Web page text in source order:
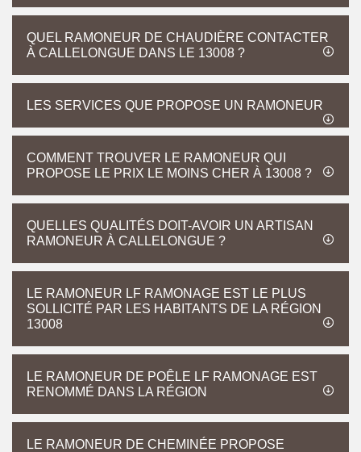
QUEL RAMONEUR DE CHAUDIÈRE CONTACTER
À CALLELONGUE DANS LE 13008 ?
LES SERVICES QUE PROPOSE UN RAMONEUR
COMMENT TROUVER LE RAMONEUR QUI
PROPOSE LE PRIX LE MOINS CHER À 13008 ?
QUELLES QUALITÉS DOIT-AVOIR UN ARTISAN
RAMONEUR À CALLELONGUE ?
LE RAMONEUR LF RAMONAGE EST LE PLUS
SOLLICITÉ PAR LES HABITANTS DE LA RÉGION
13008
LE RAMONEUR DE POÊLE LF RAMONAGE EST
RENOMMÉ DANS LA RÉGION
LE RAMONEUR DE CHEMINÉE PROPOSE